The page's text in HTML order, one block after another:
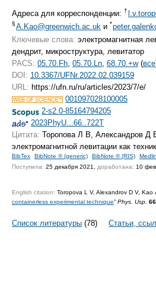
Адреса для корреспонденции: †
§A.Kao@greenwich.ac.uk и *
Ключевые слова: электромагнитная
дендрит, микроструктура, левитатор
PACS: 05.70.Fh 05.70.Ln 68.70.+w(все
DOI: 10.3367/UFNr.2022.02.039159
URL: https://ufn.ru/ru/articles/2023/7/e/
001097028100005
2-s2.0-85164794205
2023PhyU...66..722T
Цитата: Торопова Л В, Александров Д
электромагнитной левитации как
BibTex BibNote ® (generic) BibNote ® (RIS)
Поступила: 25 декабря 2021, доработана: 10
English citation: Toropova L V, Alexandrov D V, Kao
containerless experimental technique” Phys. Usp. 66
Список литературы (78) Статьи,